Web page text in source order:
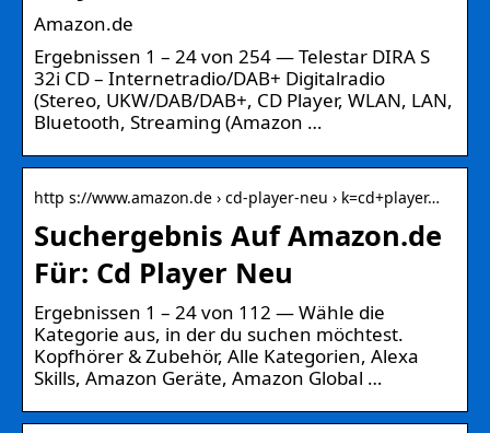
Amazon.de
Ergebnissen 1 – 24 von 254 — Telestar DIRA S
32i CD – Internetradio/DAB+ Digitalradio
(Stereo, UKW/DAB/DAB+, CD Player, WLAN, LAN,
Bluetooth, Streaming (Amazon …
http s://www.amazon.de › cd-player-neu › k=cd+player…
Suchergebnis Auf Amazon.de
Für: Cd Player Neu
Ergebnissen 1 – 24 von 112 — Wähle die
Kategorie aus, in der du suchen möchtest.
Kopfhörer & Zubehör, Alle Kategorien, Alexa
Skills, Amazon Geräte, Amazon Global …